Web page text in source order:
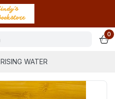
0
RISING WATER